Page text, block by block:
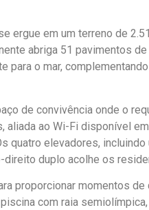
ergue em um terreno de
abriga 51 pavimentos
o mar,
de convivência onde o
ao Wi-Fi disponível
quatro elevadores,
duplo acolhe os
proporcionar momentos
com raia